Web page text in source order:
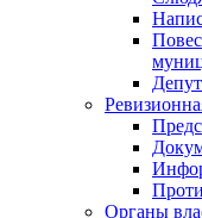
Органы